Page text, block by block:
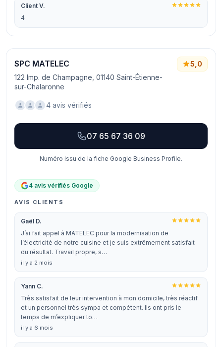
Client V.
4
SPC MATELEC
122 Imp. de Champagne, 01140 Saint-Étienne-
sur-Chalaronne
5,0
4 avis vérifiés
07 65 67 36 09
Numéro issu de la fiche Google Business Profile.
4 avis vérifiés Google
AVIS CLIENTS
Gaël D.
J’ai fait appel à MATELEC pour la modernisation de
l’électricité de notre cuisine et je suis extrêmement satisfait
du résultat. Travail propre, s…
il y a 2 mois
Yann C.
Très satisfait de leur intervention à mon domicile, très réactif
et un personnel très sympa et compétent. Ils ont pris le
temps de m’expliquer to…
il y a 6 mois